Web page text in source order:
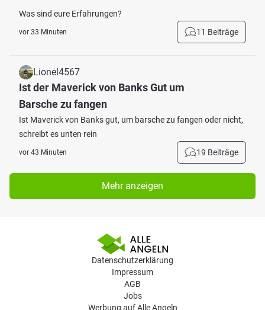
Was sind eure Erfahrungen?
vor 33 Minuten 11 Beiträge
Lionel4567
Ist der Maverick von Banks Gut um
Barsche zu fangen
Ist Maverick von Banks gut, um barsche zu fangen oder nicht,
schreibt es unten rein
vor 43 Minuten 19 Beiträge
Mehr anzeigen
Datenschutzerklärung
Impressum
AGB
Jobs
Werbung auf Alle Angeln